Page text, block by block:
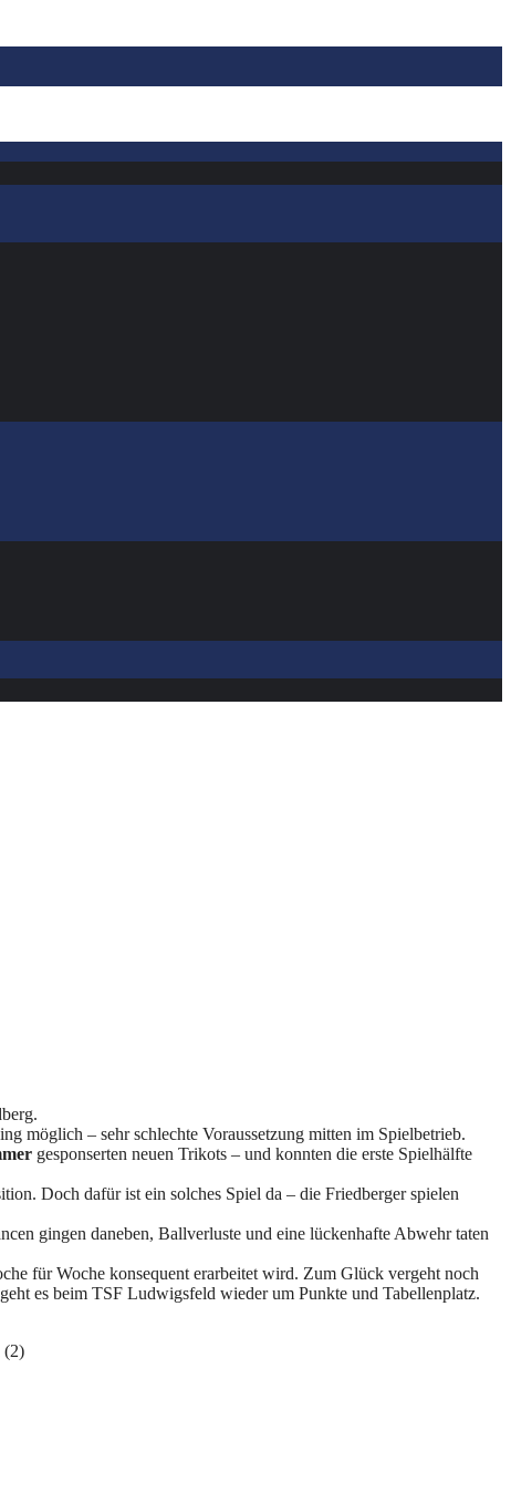
möglich – sehr schlechte Voraussetzung mitten im Spielbetrieb.
gesponserten neuen Trikots – und konnten die erste Spielhälfte
Doch dafür ist ein solches Spiel da – die Friedberger spielen
gingen daneben, Ballverluste und eine lückenhafte Abwehr taten
für Woche konsequent erarbeitet wird. Zum Glück vergeht noch
es beim TSF Ludwigsfeld wieder um Punkte und Tabellenplatz.
(2)